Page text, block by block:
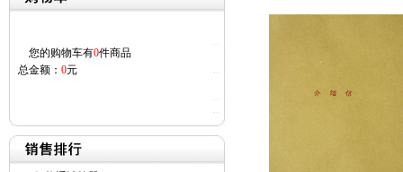
您的购物车有0件商品
总金额： 0元